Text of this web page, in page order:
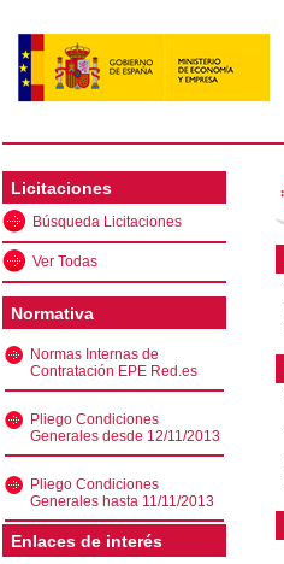
Licitaciones
Búsqueda Licitaciones
Ver Todas
Normativa
Normas Internas de
Contratación EPE Red.es
Pliego Condiciones
Generales desde 12/11/2013
Pliego Condiciones
Generales hasta 11/11/2013
Enlaces de interés